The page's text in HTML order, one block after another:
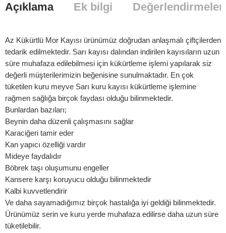
Açıklama Ek bilgi Değerlendirmeler
Az Kükürtlü Mor Kayısı ürünümüz doğrudan anlaşmalı çiftçilerden
tedarik edilmektedir. Sarı kayısı dalından indirilen kayısıların uzun
süre muhafaza edilebilmesi için kükürtleme işlemi yapılarak siz
değerli müşterilerimizin beğenisine sunulmaktadır. En çok
tüketilen kuru meyve Sarı kuru kayısı kükürtleme işlemine
rağmen sağlığa birçok faydası olduğu bilinmektedir.
Bunlardan bazıları;
Beynin daha düzenli çalışmasını sağlar
Karaciğeri tamir eder
Kan yapıcı özelliği vardır
Mideye faydalıdır
Böbrek taşı oluşumunu engeller
Kansere karşı koruyucu olduğu bilinmektedir
Kalbi kuvvetlendirir
Ve daha sayamadığımız birçok hastalığa iyi geldiği bilinmektedir.
Ürünümüz serin ve kuru yerde muhafaza edilirse daha uzun süre
tüketilebilir.